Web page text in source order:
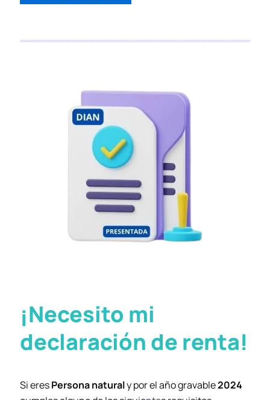
¡Necesito mi
declaración de renta!
Si eresPersona naturaly por el año gravable2024